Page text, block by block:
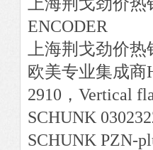
ENCODER
上海荆戈劲价
欧美专业集成商
2910，Vertical
SCHUNK
SCHUNK PZN-